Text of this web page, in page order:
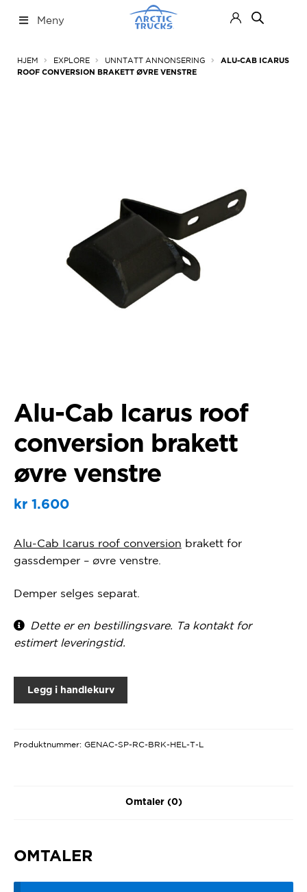
til
til
Meny
ut
HJEM EXPLORE UNNTATT ANNONSERING
ALU-CAB ICARUS
ROOF CONVERSION BRAKETT ØVRE VENSTRE
Alu-Cab Icarus roof
conversion brakett
øvre venstre
kr1.600
Alu-Cab Icarus roof conversion brakett for
gassdemper – øvre venstre.
Demper selges separat.
Dette er en bestillingsvare. Ta kontakt for
estimert leveringstid.
Legg i handlekurv
Produktnummer: GENAC-SP-RC-BRK-HEL-T-L
Omtaler (0)
OMTALER